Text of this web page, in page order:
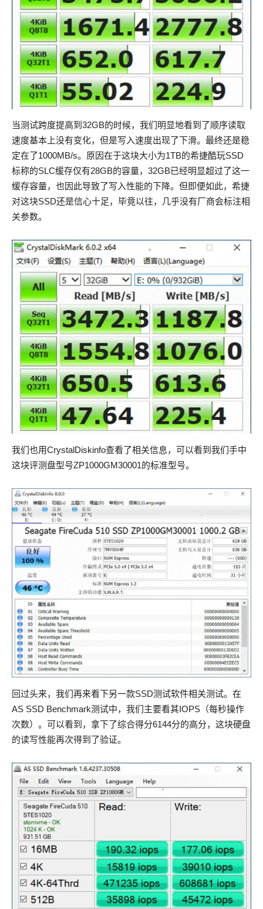
当测试跨度提高到32GB的时候，我们明显地看到了顺序读取
速度基本上没有变化，但是写入速度出现了下滑。最终还是稳
定在了1000MB/s。原因在于这块大小为1TB的希捷酷玩SSD
标称的SLC缓存仅有28GB的容量，32GB已经明显超过了这一
缓存容量，也因此导致了写入性能的下降。但即便如此，希捷
对这块SSD还是信心十足，毕竟以往，几乎没有厂商会标注相
关参数。
我们也用CrystalDiskinfo查看了相关信息，可以看到我们手中
这块评测盘型号ZP1000GM30001的标准型号。
回过头来，我们再来看下另一款SSD测试软件相关测试。在
AS SSD Benchmark测试中，我们主要看其IOPS（每秒操作
次数）。可以看到，拿下了综合得分6144分的高分，这块硬盘
的读写性能再次得到了验证。